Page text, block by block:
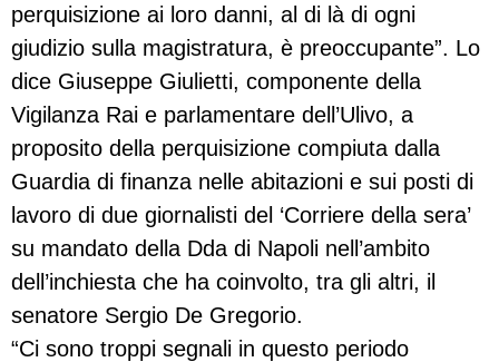
perquisizione ai loro danni, al di là di ogni
giudizio sulla magistratura, è preoccupante”. Lo
dice Giuseppe Giulietti, componente della
Vigilanza Rai e parlamentare dell’Ulivo, a
proposito della perquisizione compiuta dalla
Guardia di finanza nelle abitazioni e sui posti di
lavoro di due giornalisti del ‘Corriere della sera’
su mandato della Dda di Napoli nell’ambito
dell’inchiesta che ha coinvolto, tra gli altri, il
senatore Sergio De Gregorio.
“Ci sono troppi segnali in questo periodo